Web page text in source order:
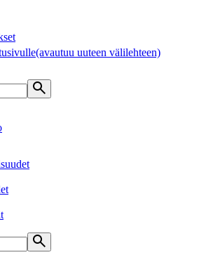
(avautuu uuteen välilehteen)